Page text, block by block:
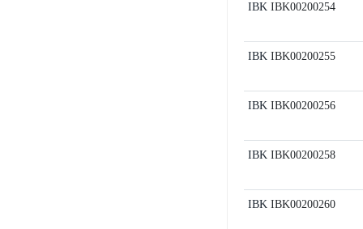
IBK IBK00200254
IBK IBK00200255
IBK IBK00200256
IBK IBK00200258
IBK IBK00200260